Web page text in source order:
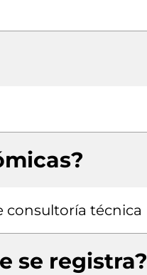
consultoría técnica
se registra?